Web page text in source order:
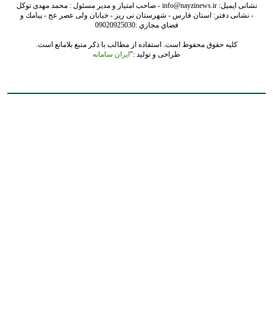
نشانی ایمیل: info@nayzinews.ir - صاحب امتیاز و مدیر مسئول : محمد مهدی توکل
- نشانی دفتر: استان فارس - شهرستان نی ریز - خیابان ولی عصر عج - پيامك و
فضاي مجازي :09020925030
کلیه حقوق محفوظ است. استفاده از مطالب با ذکر منبع بلامانع است.
طراحی و تولید :"ایران سامانه